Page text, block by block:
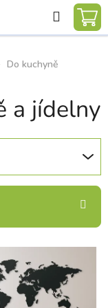
Hledat
Do kuchyně
a jídelny